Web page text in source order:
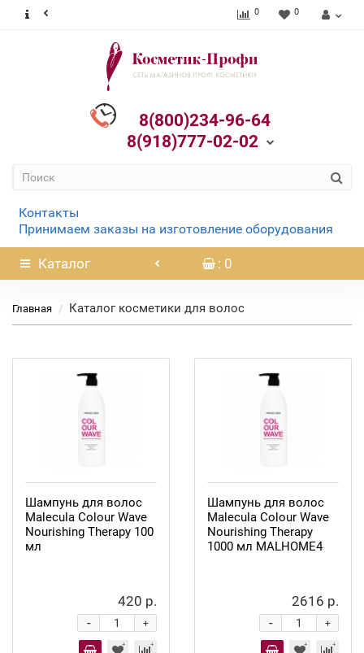
0 0
8(800)234-96-64
8(918)777-02-02
Контакты
Принимаем заказы на изготовление оборудования
Каталог : 0
Главная Каталог косметики для волос
Шампунь для волос
Malecula Colour Wave
Nourishing Therapy 100
мл
420 р.
+
-
Шампунь для волос
Malecula Colour Wave
Nourishing Therapy
1000 мл MALHOME4
2616 р.
+
-